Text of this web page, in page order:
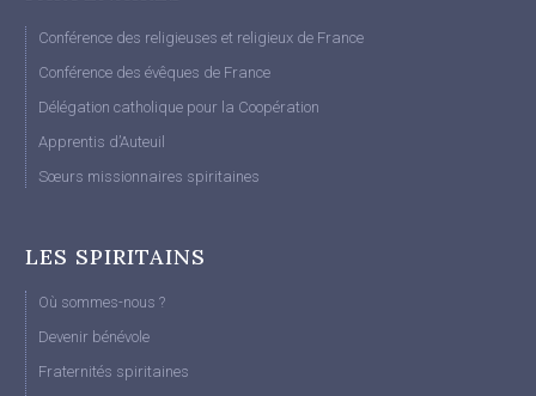
Conférence des religieuses et religieux de France
Conférence des évêques de France
Délégation catholique pour la Coopération
Apprentis d’Auteuil
Sœurs missionnaires spiritaines
LES SPIRITAINS
Où sommes-nous ?
Devenir bénévole
Fraternités spiritaines